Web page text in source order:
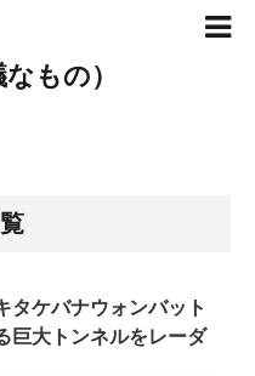
もの）
タケバナウォンバット
巨大トンネルをレーダ